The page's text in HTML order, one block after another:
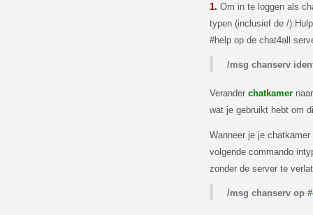
1. Om in te loggen als
typen (inclusief de /):
#help op de chat4all
/msg chanserv
Verander chatkamernaar
wat je gebruikt hebt om
Wanneer je je
volgende commando
zonder de server te
/msg chanserv op #